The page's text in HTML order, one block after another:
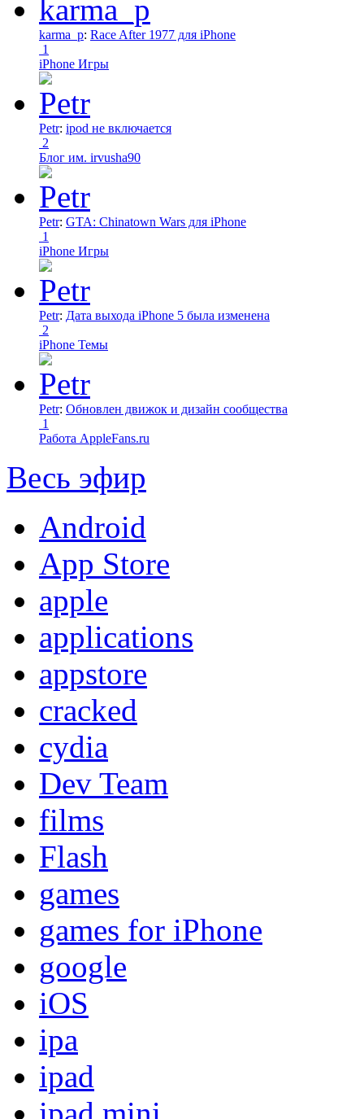
karma_p: Race After 1977 для iPhone
1
iPhone Игры
Petr: ipod не включается
2
Блог им. irvusha90
Petr: GTA: Chinatown Wars для iPhone
1
iPhone Игры
Petr: Дата выхода iPhone 5 была изменена
2
iPhone Темы
Petr: Обновлен движок и дизайн сообщества
1
Работа AppleFans.ru
Весь эфир
Android
App Store
apple
applications
appstore
cracked
cydia
Dev Team
films
Flash
games
games for iPhone
google
iOS
ipa
ipad